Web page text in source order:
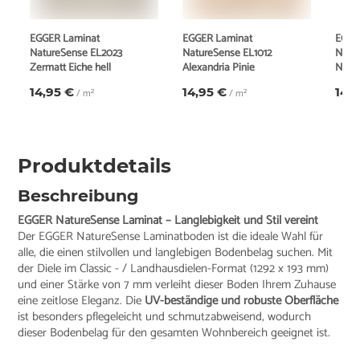
EGGER Laminat
NatureSense EL2023
Zermatt Eiche hell
14,95 €/ m²
EGGER Laminat
NatureSense EL1012
Alexandria Pinie
14,95 €/ m²
Produktdetails
Beschreibung
EGGER NatureSense Laminat – Langlebigkeit und Stil vereint
Der EGGER NatureSense Laminatboden ist die ideale Wahl für
alle, die einen stilvollen und langlebigen Bodenbelag suchen. Mit
der Diele im Classic - / Landhausdielen-Format (1292 x 193 mm)
und einer Stärke von 7 mm verleiht dieser Boden Ihrem Zuhause
eine zeitlose Eleganz. Die UV-beständige und robuste Oberfläche
ist besonders pflegeleicht und schmutzabweisend, wodurch
dieser Bodenbelag für den gesamten Wohnbereich geeignet ist.